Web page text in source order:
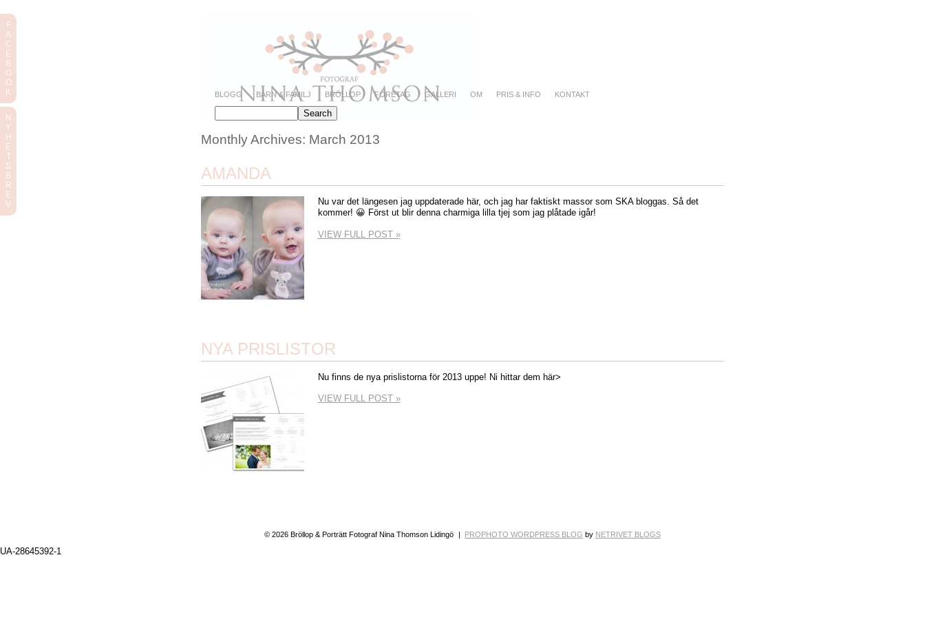
BLOGG BARN & FAMILJ BRÖLLOP FÖRETAG GALLERI OM PRIS & INFO KONTAKT
Monthly Archives: March 2013
AMANDA
Nu var det längesen jag uppdaterade här, och jag har faktiskt massor som SKA bloggas. Så det
kommer! 😀 Först ut blir denna charmiga lilla tjej som jag plåtade igår!
VIEW FULL POST »
NYA PRISLISTOR
Nu finns de nya prislistorna för 2013 uppe! Ni hittar dem här>
VIEW FULL POST »
© 2026 Bröllop & Porträtt Fotograf Nina Thomson Lidingö | PROPHOTO WORDPRESS BLOG by NETRIVET BLOGS
F
A
C
E
B
O
O
K
N
Y
H
E
T
S
B
R
E
V
UA-28645392-1